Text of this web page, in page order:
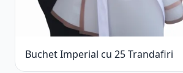
Buchet Imperial cu 25 Trandafiri